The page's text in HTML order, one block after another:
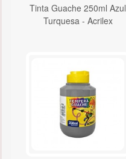
Tinta Guache 250ml Azul
Turquesa - Acrilex